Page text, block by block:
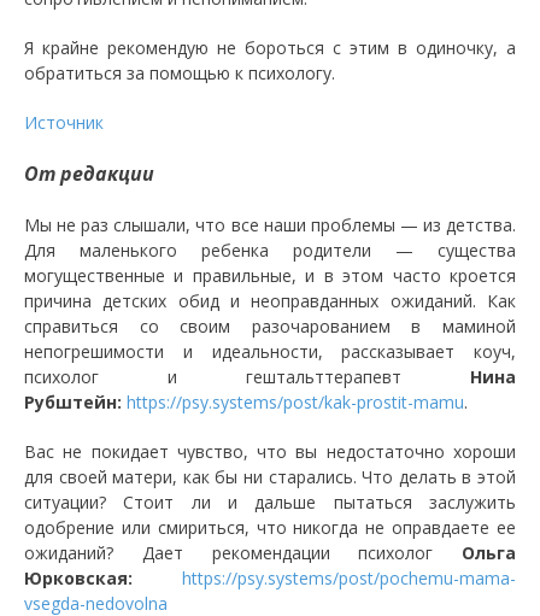
Я крайне рекомендую не бороться с этим в одиночку, а
обратиться за помощью к психологу.
Источник
От редакции
Мы не раз слышали, что все наши проблемы — из детства.
Для маленького ребенка родители — существа
могущественные и правильные, и в этом часто кроется
причина детских обид и неоправданных ожиданий. Как
справиться со своим разочарованием в маминой
непогрешимости и идеальности, рассказывает коуч,
психолог и гештальттерапевт Нина
Рубштейн: https://psy.systems/post/kak-prostit-mamu.
Вас не покидает чувство, что вы недостаточно хороши
для своей матери, как бы ни старались. Что делать в этой
ситуации? Стоит ли и дальше пытаться заслужить
одобрение или смириться, что никогда не оправдаете ее
ожиданий? Дает рекомендации психолог Ольга
Юрковская: https://psy.systems/post/pochemu-mama-
vsegda-nedovolna